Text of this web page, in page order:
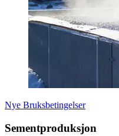
Nye Bruksbetingelser
Sementproduksjon